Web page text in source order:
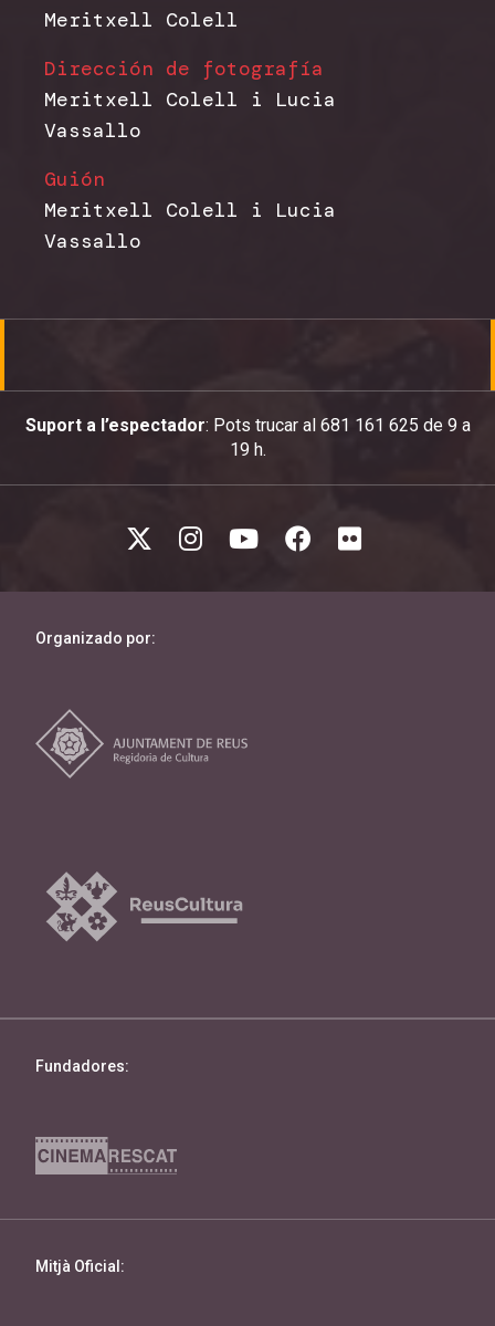
Meritxell Colell
Dirección de fotografía
Meritxell Colell i Lucia
Vassallo
Guión
Meritxell Colell i Lucia
Vassallo
Suport a l’espectador: Pots trucar al 681 161 625 de 9 a
19 h.
Organizado por:
Fundadores:
Mitjà Oficial: